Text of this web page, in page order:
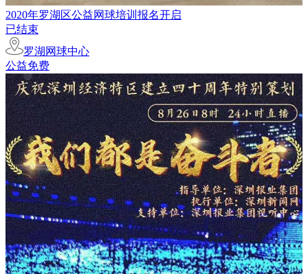
2020年罗湖区公益网球培训报名开启
已结束
罗湖网球中心
公益免费